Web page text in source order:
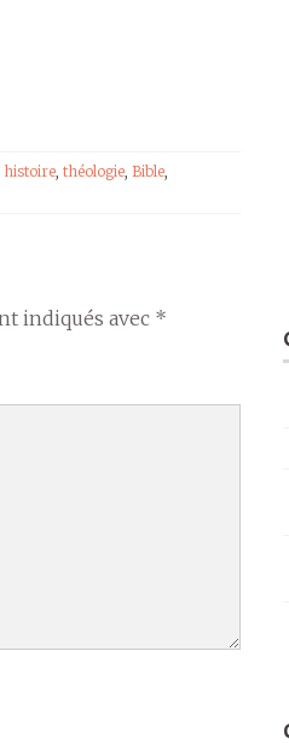
histoire, théologie, Bible,
indiqués avec *